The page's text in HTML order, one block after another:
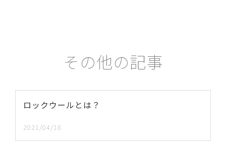
その他の記事
ロックウールとは？
2021/04/18